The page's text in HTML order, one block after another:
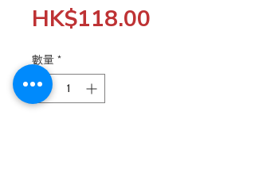
HK$118.00
數量 *